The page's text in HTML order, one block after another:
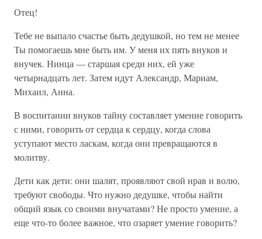
Отец!
Тебе не выпало счастье быть дедушкой, но тем не менее
Ты помогаешь мне быть им. У меня их пять внуков и
внучек. Нинца — старшая среди них, ей уже
четырнадцать лет. Затем идут Александр, Мариам,
Михаил, Анна.
В воспитании внуков тайну составляет умение говорить
с ними, говорить от сердца к сердцу, когда слова
уступают место ласкам, когда они превращаются в
молитву.
Дети как дети: они шалят, проявляют свой нрав и волю,
требуют свободы. Что нужно дедушке, чтобы найти
общий язык со своими внучатами? Не просто умение, а
еще что-то более важное, что озаряет умение говорить?